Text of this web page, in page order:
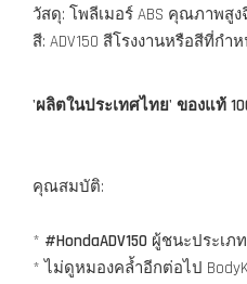
วัสดุ: โพลีเมอร์ ABS คุณภาพสู
สี: ADV150 สีโรงงานหรือสีที่ก
'ผลิตในประเทศไทย' ของแท้
คุณสมบัติ:
* #HondaADV150 ผู้ชนะประเภท
* ไม่ดูหมองคล้ำอีกต่อไป